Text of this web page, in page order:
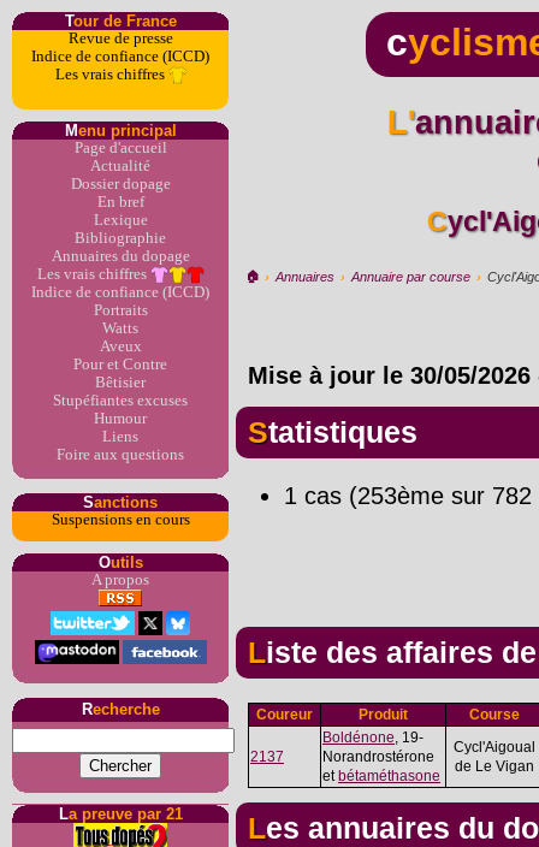
Tour de France
Revue de presse
Indice de confiance (ICCD)
Les vrais chiffres
Menu principal
Page d'accueil
Actualité
Dossier dopage
En bref
Lexique
Bibliographie
Annuaires du dopage
Les vrais chiffres
Indice de confiance (ICCD)
Portraits
Watts
Aveux
Pour et Contre
Bêtisier
Stupéfiantes excuses
Humour
Liens
Foire aux questions
Sanctions
Suspensions en cours
Outils
A propos
Recherche
La preuve par 21
c
L'annuaire du dopage par
🏠︎ › Annuaires › Annuaire par course ›
Mise à jour le 30/05/2026
Statistiques
1 cas (253ème sur 782
Liste des affaires
Coureur Produit Course
2137
Boldénone , 19-
Norandrostérone
etbétaméthasone
Cycl'Aigoual
de Le Vigan
Les annuaires du